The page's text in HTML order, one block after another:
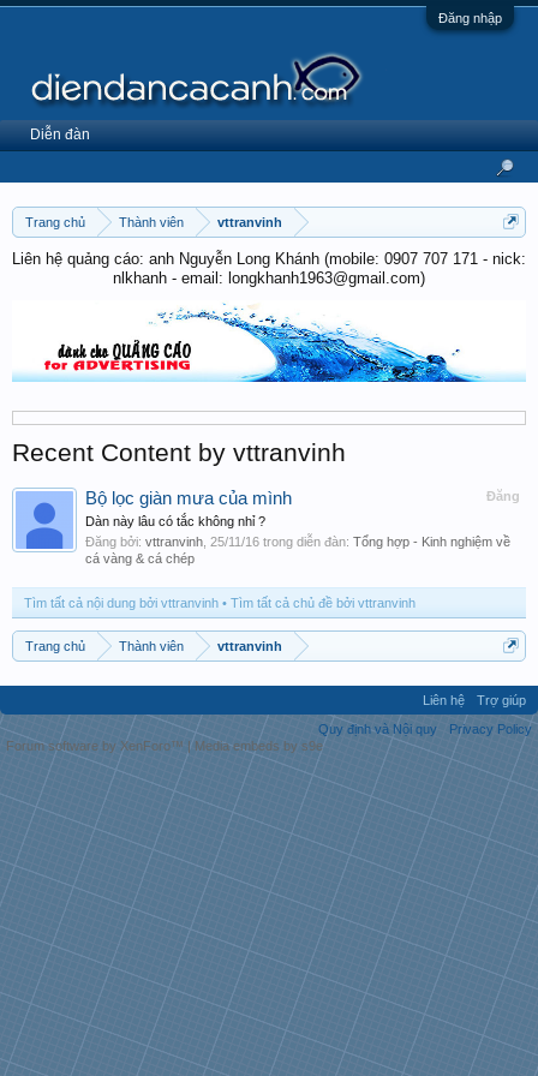
Đăng nhập
Trang chủ Thành viên vttranvinh
Liên hệ quảng cáo: anh Nguyễn Long Khánh (mobile: 0907 707 171 - nick:
nlkhanh - email: longkhanh1963@gmail.com)
Recent Content by vttranvinh
Đăng
Bộ lọc giàn mưa của mình
Dàn này lâu có tắc không nhỉ ?
Đăng bởi: vttranvinh 25/11/16 trong diễn đàn: Tổng hợp - Kinh nghiệm về
cá vàng & cá chép
Tìm tất cả nội dung bởi vttranvinh Tìm tất cả chủ đề bởi vttranvinh
Trang chủ Thành viên vttranvinh
Diễn đàn
Liên hệ
Trợ giúp
Quy định và Nội quy
Privacy Policy
Forum software by XenForo™ | Media embeds by s9e